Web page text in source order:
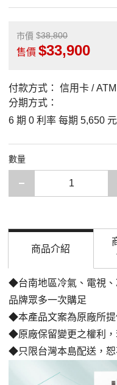
市價 38,800
售價 33,900
付款方式：
信用卡 / ATM
分期方式：
6 期 0 利率 每期 5,650 元
數量
減少一項
商品介紹
◆台南地區冷氣、電視
品牌眾多一次購足
◆本產品文案為原廠所
◆原廠保留變更之權利
◆只限台灣本島配送，